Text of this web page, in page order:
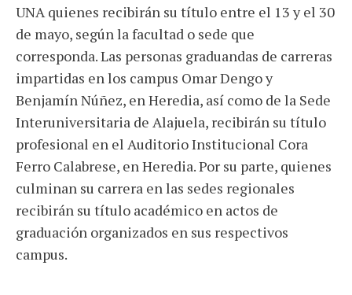
UNA quienes recibirán su título entre el 13 y el 30
de mayo, según la facultad o sede que
corresponda. Las personas graduandas de carreras
impartidas en los campus Omar Dengo y
Benjamín Núñez, en Heredia, así como de la Sede
Interuniversitaria de Alajuela, recibirán su título
profesional en el Auditorio Institucional Cora
Ferro Calabrese, en Heredia. Por su parte, quienes
culminan su carrera en las sedes regionales
recibirán su título académico en actos de
graduación organizados en sus respectivos
campus.